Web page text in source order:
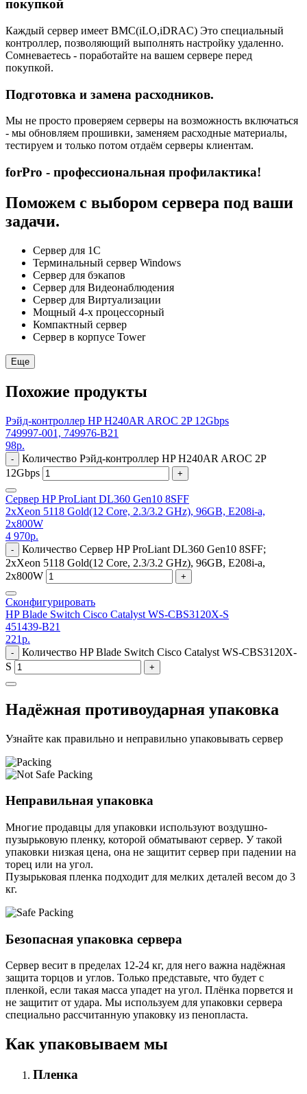
покупкой
Каждый сервер имеет BMC(iLO,iDRAC) Это специальный
контроллер, позволяющий выполнять настройку удаленно.
Сомневаетесь - поработайте на вашем сервере перед
покупкой.
Подготовка и замена расходников.
Мы не просто проверяем серверы на возможность включаться
- мы обновляем прошивки, заменяем расходные материалы,
тестируем и только потом отдаём серверы клиентам.
forPro - профессиональная профилактика!
Поможем с выбором сервера под ваши
задачи.
Сервер для 1С
Терминальный сервер Windows
Сервер для бэкапов
Сервер для Видеонаблюдения
Сервер для Виртуализации
Мощный 4-х процессорный
Компактный сервер
Сервер в корпусе Tower
Еще
Похожие продукты
Рэйд-контроллер HP H240AR AROC 2P 12Gbps
749997-001, 749976-B21
98р.
-
Количество Рэйд-контроллер HP H240AR AROC 2P
12Gbps
+
Сервер HP ProLiant DL360 Gen10 8SFF
2xXeon 5118 Gold(12 Core, 2.3/3.2 GHz), 96GB, E208i-a,
2x800W
4 970р.
-
Количество Сервер HP ProLiant DL360 Gen10 8SFF;
2xXeon 5118 Gold(12 Core, 2.3/3.2 GHz), 96GB, E208i-a,
2x800W
+
Сконфигурировать
HP Blade Switch Cisco Catalyst WS-CBS3120X-S
451439-B21
221р.
-
Количество HP Blade Switch Cisco Catalyst WS-CBS3120X-
S
+
Надёжная противоударная упаковка
Узнайте как правильно и неправильно упаковывать сервер
Неправильная упаковка
Многие продавцы для упаковки используют воздушно-
пузырьковую пленку, которой обматывают сервер. У такой
упаковки низкая цена, она не защитит сервер при падении на
торец или на угол.
Пузырьковая пленка подходит для мелких деталей весом до 3
кг.
Безопасная упаковка сервера
Сервер весит в пределах 12-24 кг, для него важна надёжная
защита торцов и углов. Только представьте, что будет с
пленкой, если такая масса упадет на угол. Плёнка порвется и
не защитит от удара. Мы используем для упаковки сервера
специально расcчитанную упаковку из пенопласта.
Как упаковываем мы
Пленка